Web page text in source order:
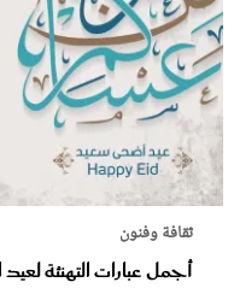
ثقافة وفنون